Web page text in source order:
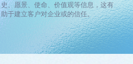
史、愿景、使命、价值观等信息，这有
助于建立客户对企业或的信任。